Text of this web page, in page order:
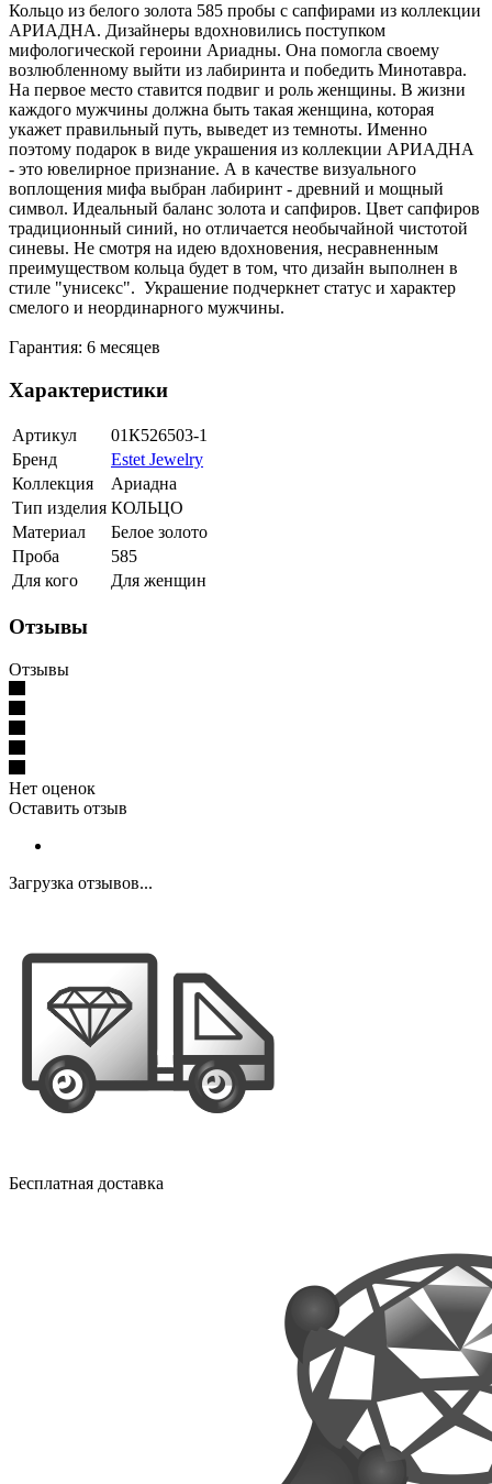
Кольцо из белого золота 585 пробы с сапфирами из коллекции
АРИАДНА. Дизайнеры вдохновились поступком
мифологической героини Ариадны. Она помогла своему
возлюбленному выйти из лабиринта и победить Минотавра.
На первое место ставится подвиг и роль женщины. В жизни
каждого мужчины должна быть такая женщина, которая
укажет правильный путь, выведет из темноты. Именно
поэтому подарок в виде украшения из коллекции АРИАДНА
- это ювелирное признание. А в качестве визуального
воплощения мифа выбран лабиринт - древний и мощный
символ. Идеальный баланс золота и сапфиров. Цвет сапфиров
традиционный синий, но отличается необычайной чистотой
синевы. Не смотря на идею вдохновения, несравненным
преимуществом кольца будет в том, что дизайн выполнен в
стиле "унисекс". Украшение подчеркнет статус и характер
смелого и неординарного мужчины.
Гарантия: 6 месяцев
Характеристики
Артикул
01К526503-1
Бренд
Estet Jewelry
Коллекция
Ариадна
Тип изделия КОЛЬЦО
Материал
Белое золото
Проба
585
Для кого
Для женщин
Отзывы
Отзывы
Нет оценок
Оставить отзыв
Загрузка отзывов...
Бесплатная доставка